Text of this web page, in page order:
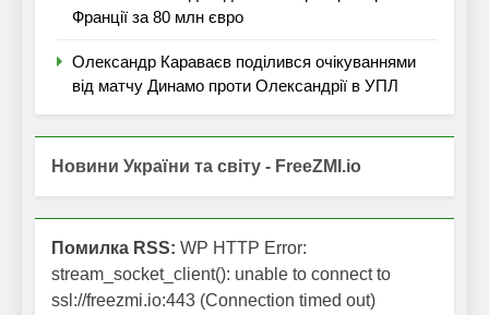
Франції за 80 млн євро
Олександр Караваєв поділився очікуваннями
від матчу Динамо проти Олександрії в УПЛ
Новини України та світу - FreeZMI.io
Помилка RSS: WP HTTP Error:
stream_socket_client(): unable to connect to
ssl://freezmi.io:443 (Connection timed out)